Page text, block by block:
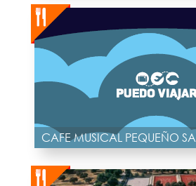
CAFE MUSICAL PEQUEÑO